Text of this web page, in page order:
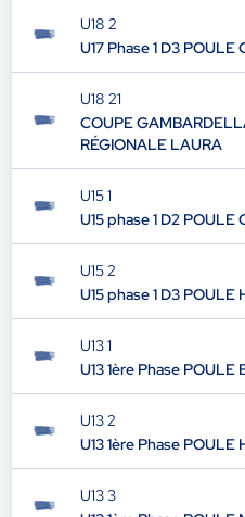
U18 2
U17 Phase 1 D3 POULE
U18 21
COUPE
RÉGIONALE LAURA
U15 1
U15 phase 1 D2 POULE
U15 2
U15 phase 1 D3 POULE
U13 1
U13 1ère Phase POULE
U13 2
U13 1ère Phase POULE
U13 3